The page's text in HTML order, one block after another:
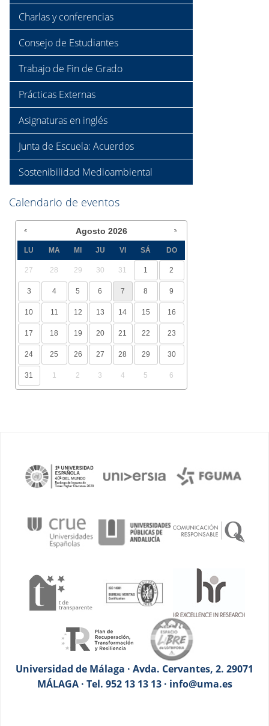
Charlas y conferencias
Consejo de Estudiantes
Trabajo de Fin de Grado
Prácticas Externas
Asignaturas en inglés
Junta de Escuela: Acuerdos
Sostenibilidad Medioambiental
Calendario de eventos
Agosto 2026
LU MA MI JU VI SÁ DO
27 28 29 30 31 1 2
3 4 5 6 7 8 9
10 11 12 13 14 15 16
17 18 19 20 21 22 23
24 25 26 27 28 29 30
31 1 2 3 4 5 6
Universidad de Málaga · Avda. Cervantes, 2. 29071
MÁLAGA · Tel. 952 13 13 13 · info@uma.es